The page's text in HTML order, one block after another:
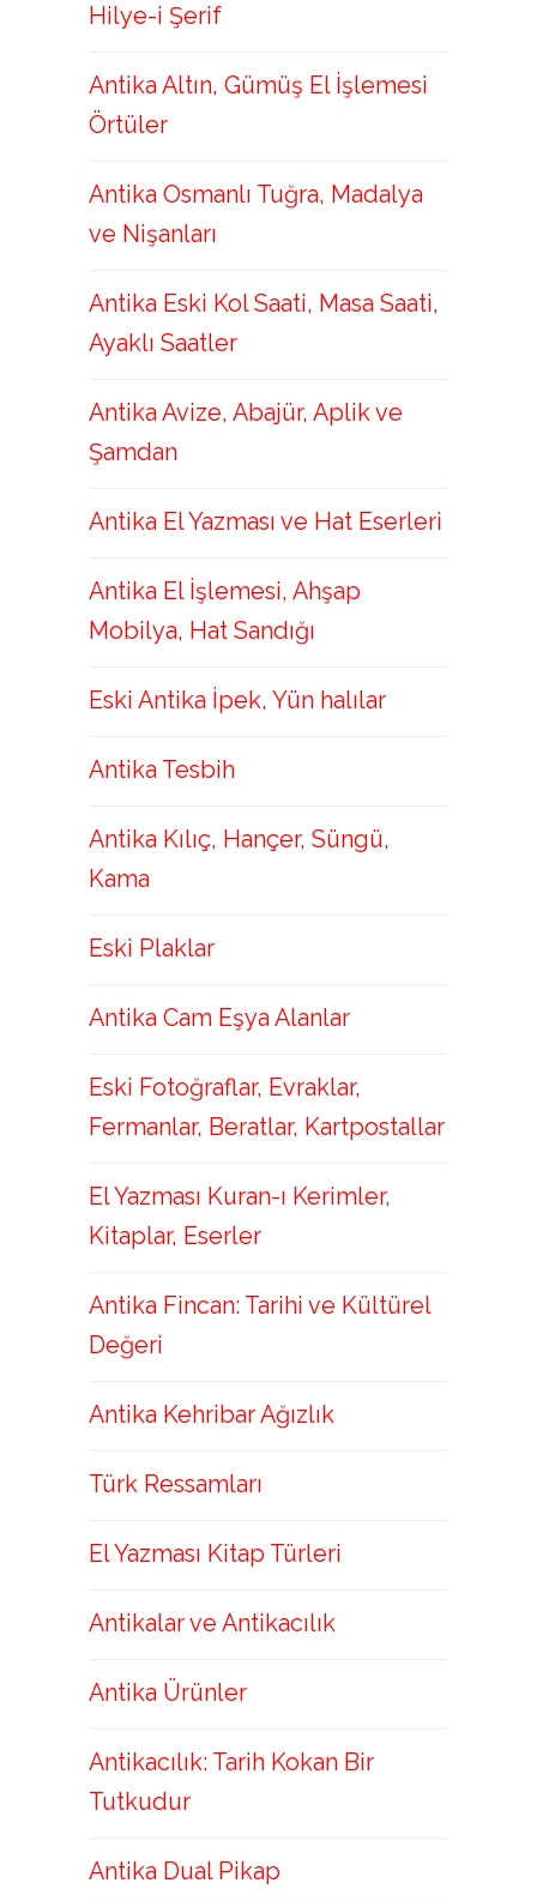
Hilye-i Şerif
Antika Altın, Gümüş El İşlemesi
Örtüler
Antika Osmanlı Tuğra, Madalya
ve Nişanları
Antika Eski Kol Saati, Masa Saati,
Ayaklı Saatler
Antika Avize, Abajür, Aplik ve
Şamdan
Antika El Yazması ve Hat Eserleri
Antika El İşlemesi, Ahşap
Mobilya, Hat Sandığı
Eski Antika İpek, Yün halılar
Antika Tesbih
Antika Kılıç, Hançer, Süngü,
Kama
Eski Plaklar
Antika Cam Eşya Alanlar
Eski Fotoğraflar, Evraklar,
Fermanlar, Beratlar, Kartpostallar
El Yazması Kuran-ı Kerimler,
Kitaplar, Eserler
Antika Fincan: Tarihi ve Kültürel
Değeri
Antika Kehribar Ağızlık
Türk Ressamları
El Yazması Kitap Türleri
Antikalar ve Antikacılık
Antika Ürünler
Antikacılık: Tarih Kokan Bir
Tutkudur
Antika Dual Pikap